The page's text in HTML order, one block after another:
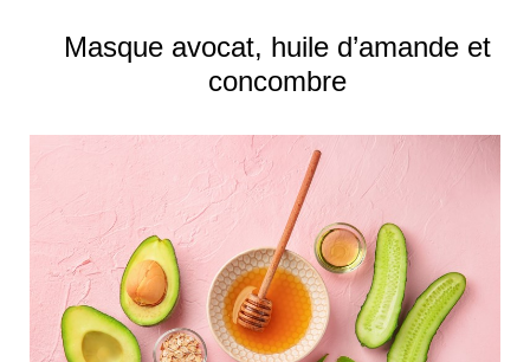
Masque avocat, huile d’amande et
concombre